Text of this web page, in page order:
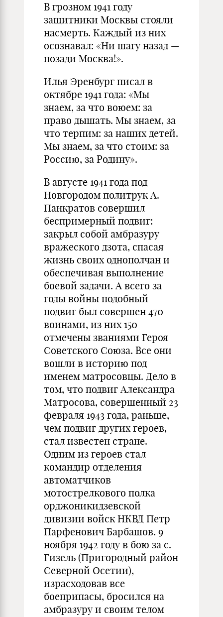
В грозном 1941 году
защитники Москвы стояли
насмерть. Каждый из них
осознавал: «Ни шагу назад —
позади Москва!».
Илья Эренбург писал в
октябре 1941 года: «Мы
знаем, за что воюем: за
право дышать. Мы знаем, за
что терпим: за наших детей.
Мы знаем, за что стоим: за
Россию, за Родину».
В августе 1941 года под
Новгородом политрук А.
Панкратов совершил
беспримерный подвиг:
закрыл собой амбразуру
вражеского дзота, спасая
жизнь своих однополчан и
обеспечивая выполнение
боевой задачи. А всего за
годы войны подобный
подвиг был совершен 470
воинами, из них 150
отмечены званиями Героя
Советского Союза. Все они
вошли в историю под
именем матросовцы. Дело в
том, что подвиг Александра
Матросова, совершенный 23
февраля 1943 года, раньше,
чем подвиг других героев,
стал известен стране.
Одним из героев стал
командир отделения
автоматчиков
мотострелкового полка
орджоникидзевской
дивизии войск НКВД Петр
Парфенович Барбашов. 9
ноября 1942 году в бою за с.
Гизель (Пригородный район
Северной Осетии),
израсходовав все
боеприпасы, бросился на
амбразуру и своим телом